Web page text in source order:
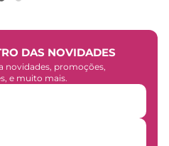
DAS NOVIDADES
novidades, promoções,
e muito mais.